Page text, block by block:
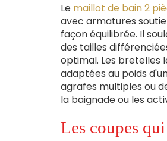
Le maillot de bain 2
avec armatures
façon équilibrée. Il
des tailles
optimal. Les bretelles
adaptées au poids
agrafes multiples ou
la baignade ou les
Les coupes